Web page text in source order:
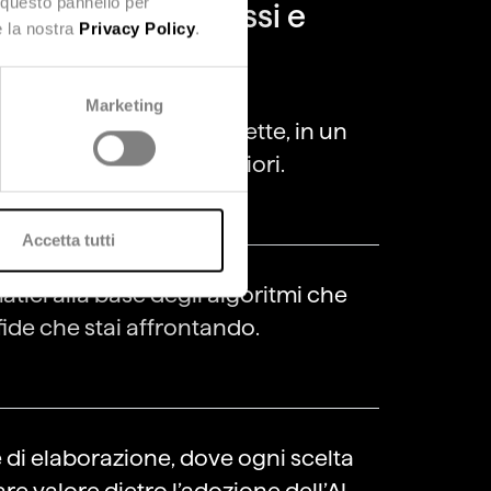
la nostra Privacy Policy.
Marketing
Accetta tutti
i processi e
previsione corrette, in un
Sempre migliori.
alla base degli algoritmi che
che stai affrontando.
elaborazione, dove ogni scelta